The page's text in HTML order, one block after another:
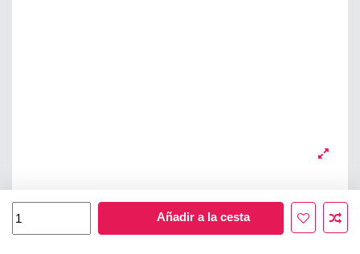
Añadir a la cesta